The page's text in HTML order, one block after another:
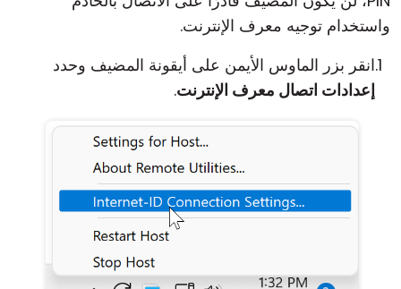
واستخدام توجيه معرف الإنترنت.
انقر بزر الماوس الأيمن على أيقونة المضيف وحدد
إعدادات اتصال معرف الإنترنت.